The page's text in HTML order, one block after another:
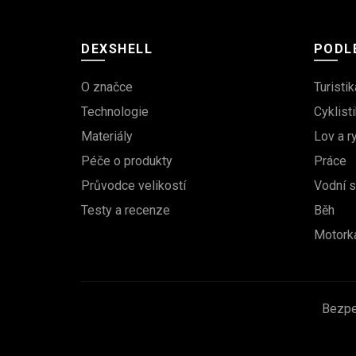
DEXSHELL
O značce
Technologie
Materiály
Péče o produkty
Průvodce velikostí
Testy a recenze
Lov a
Práce
Vodní
Běh